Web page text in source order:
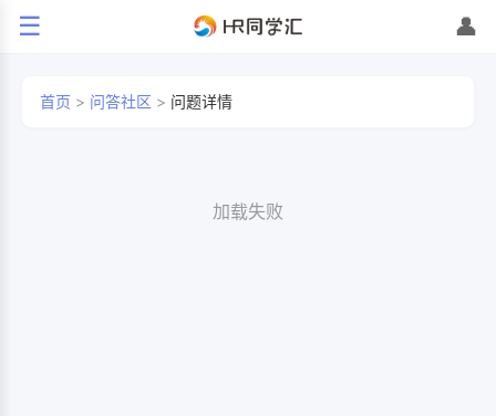
☰ 👤
首页 > 问答社区 > 问题详情
加载失败